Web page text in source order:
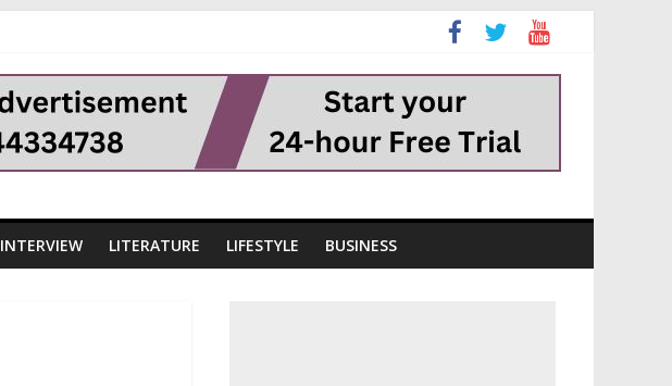
INTERVIEW LITERATURE LIFESTYLE BUSINESS